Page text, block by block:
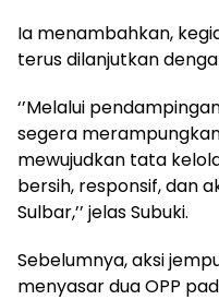
Ia menambahkan,
terus dilanjutkan
‘’Melalui
segera
mewujudkan tata
bersih, responsif, dan
Sulbar,’’ jelas Subuki.
Sebelumnya, aksi
menyasar dua OPP